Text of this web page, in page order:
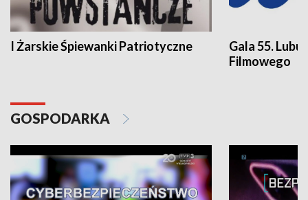
I Żarskie Śpiewanki Patriotyczne
Gala 55.
Filmowego
GOSPODARKA